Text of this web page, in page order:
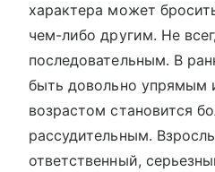
характера может
чем-либо другим. Не
последовательным. В
быть довольно упрямым
возрастом становится
рассудительным.
ответственный,